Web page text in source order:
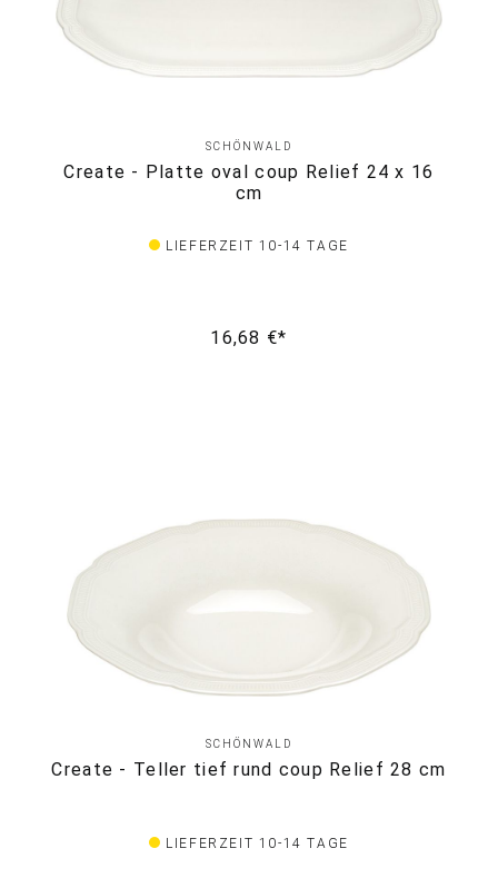
SCHÖNWALD
Create - Platte oval coup Relief 24 x 16
cm
LIEFERZEIT 10-14 TAGE
16,68 €*
SCHÖNWALD
Create - Teller tief rund coup Relief 28 cm
LIEFERZEIT 10-14 TAGE